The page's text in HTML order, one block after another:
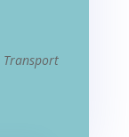
Transport